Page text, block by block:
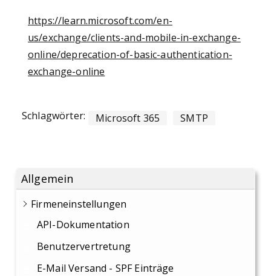
Allgemein
Firmeneinstellungen
API-Dokumentation
Benutzervertretung
E-Mail Versand - SPF Einträge
https://learn.microsoft.com/en-
us/exchange/clients-and-mobile-in-exchange-
online/deprecation-of-basic-authentication-
exchange-online
Schlagwörter: Microsoft 365 SMTP